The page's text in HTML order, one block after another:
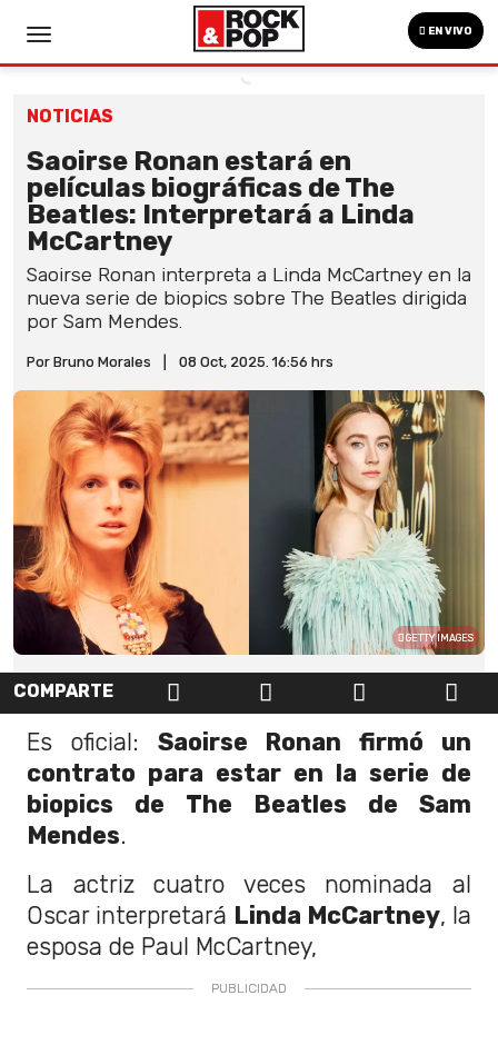
EN VIVO
NOTICIAS
Saoirse Ronan estará en
películas biográficas de The
Beatles: Interpretará a Linda
McCartney
Saoirse Ronan interpreta a Linda McCartney en la
nueva serie de biopics sobre The Beatles dirigida
por Sam Mendes.
Por Bruno Morales 08 Oct, 2025. 16:56 hrs
GETTY IMAGES
COMPARTE
Es oficial: Saoirse Ronan firmó un
contrato para estar en la serie de
biopics de The Beatles de Sam
Mendes.
La actriz cuatro veces nominada al
Oscar interpretará Linda McCartney, la
esposa de Paul McCartney,